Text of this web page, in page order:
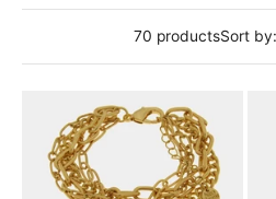
tells a story ofharmony and light,
in the Doges' treasures.
70 productsSort by: